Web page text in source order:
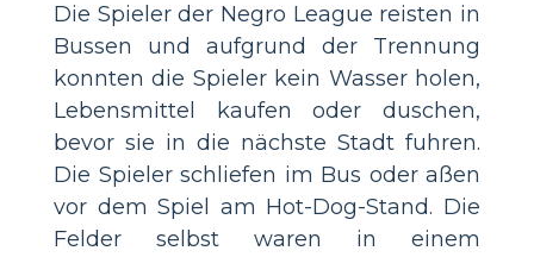
Die Spieler der Negro League reisten in
Bussen und aufgrund der Trennung
konnten die Spieler kein Wasser holen,
Lebensmittel kaufen oder duschen,
bevor sie in die nächste Stadt fuhren.
Die Spieler schliefen im Bus oder aßen
vor dem Spiel am Hot-Dog-Stand. Die
Felder selbst waren in einem